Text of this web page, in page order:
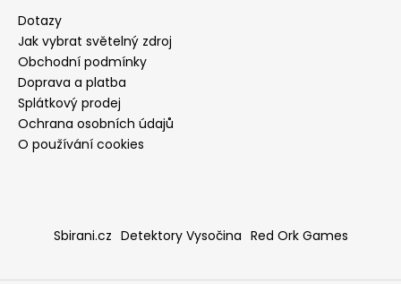
e
b
u
j
e
t
e
t
Dotazy
Jak vybrat světelný zdroj
Obchodní podmínky
Doprava a platba
Splátkový prodej
Ochrana osobních údajů
O používání cookies
Sbirani.cz Detektory Vysočina Red Ork Games